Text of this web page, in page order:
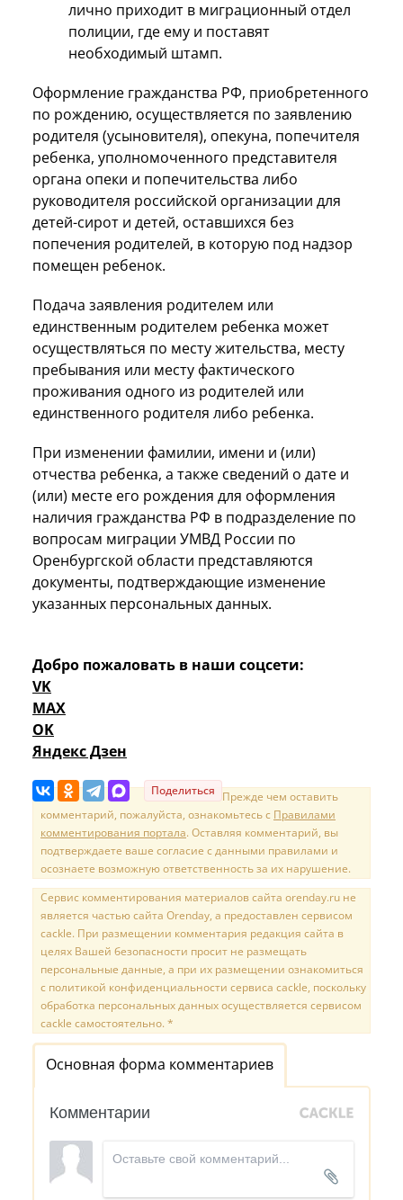
лично приходит в миграционный отдел
полиции, где ему и поставят
необходимый штамп.
Оформление гражданства РФ, приобретенного
по рождению, осуществляется по заявлению
родителя (усыновителя), опекуна, попечителя
ребенка, уполномоченного представителя
органа опеки и попечительства либо
руководителя российской организации для
детей-сирот и детей, оставшихся без
попечения родителей, в которую под надзор
помещен ребенок.
Подача заявления родителем или
единственным родителем ребенка может
осуществляться по месту жительства, месту
пребывания или месту фактического
проживания одного из родителей или
единственного родителя либо ребенка.
При изменении фамилии, имени и (или)
отчества ребенка, а также сведений о дате и
(или) месте его рождения для оформления
наличия гражданства РФ в подразделение по
вопросам миграции УМВД России по
Оренбургской области представляются
документы, подтверждающие изменение
указанных персональных данных.
Добро пожаловать в наши соцсети:
VK
MAX
OK
Яндекс Дзен
Поделиться Прежде чем оставить
комментарий, пожалуйста, ознакомьтесь с Правилами
комментирования портала. Оставляя комментарий, вы
подтверждаете ваше согласие с данными правилами и
осознаете возможную ответственность за их нарушение.
Сервис комментирования материалов сайта orenday.ru не
является частью сайта Orenday, а предоставлен сервисом
cackle. При размещении комментария редакция сайта в
целях Вашей безопасности просит не размещать
персональные данные, а при их размещении ознакомиться
с политикой конфиденциальности сервиса cackle, поскольку
обработка персональных данных осуществляется сервисом
cackle самостоятельно. *
Основная форма комментариев
Комментарии